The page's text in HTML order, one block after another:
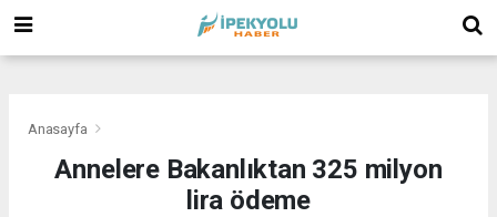
Anasayfa
Annelere Bakanlıktan 325 milyon
lira ödeme